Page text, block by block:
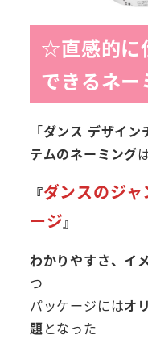
☆直感的に
できるネー
「ダンス デザイン
テムのネーミング
『ダンスのジャ
ージ』
わかりやすさ、イ
つ
パッケージにはオ
題となった